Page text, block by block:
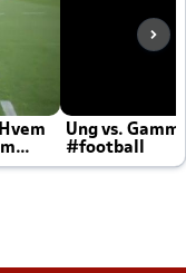
Ung vs.
#football